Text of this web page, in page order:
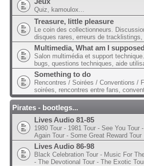
Quiz, kamoulox...
Treasure, little pleasure
Le coin des collectionneurs.
disques rares, erreurs de
Multimedia, What am I
Salon multimédia et support
bugs, questions techniques, aide
Something to do
Rencontres / Soirées / Conventions /
soirées, rencontres entre fans,
Pirates - bootlegs...
Lives Audio 81-85
1980 Tour - 1981 Tour - See You
Again Tour - Some Great Reward Tour
Lives Audio 86-98
Black Celebration Tour - Music For
- The Devotional Tour - The Exotic